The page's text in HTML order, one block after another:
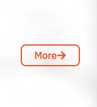
More